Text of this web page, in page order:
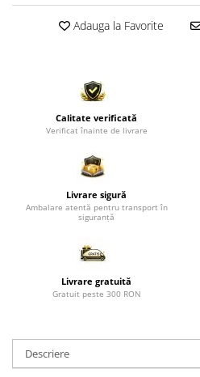
Rafturi de perete
Carucior de servire
Postamente, Piedestale
Paravane de camera
Adauga la Favorite
Calitate verificată
Verificat înainte de livrare
Livrare sigură
Ambalare atentă pentru transport în
siguranță
Livrare gratuită
Gratuit peste 300 RON
Descriere